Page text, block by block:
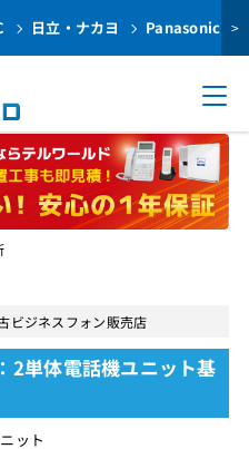
日立・ナカヨ Panasonic >
ビジネスフォン販売店
2単体電話機ユニット基
ット